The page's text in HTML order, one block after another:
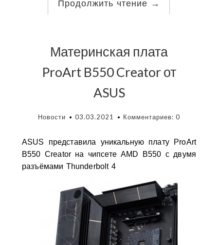
Продолжить чтение →
Материнская плата
ProArt B550 Creator от
ASUS
Новости 03.03.2021 Комментариев: 0
ASUS представила уникальную плату ProArt
B550 Creator на чипсете AMD B550 с двумя
разъёмами Thunderbolt 4